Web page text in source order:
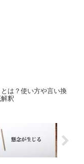
とは？使い方や言い換
釈